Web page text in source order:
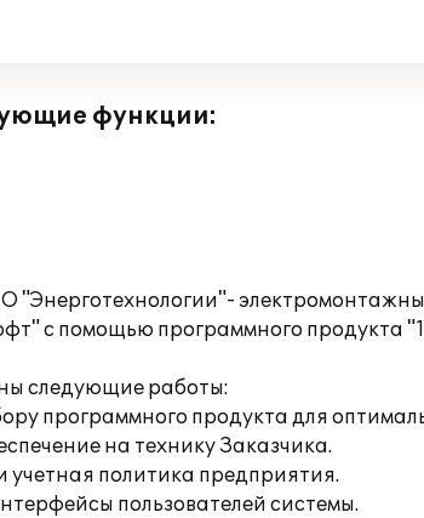
функции:
с помощью программного продукта
следующие работы:
программного продукта для
на технику Заказчика.
политика предприятия.
пользователей системы.